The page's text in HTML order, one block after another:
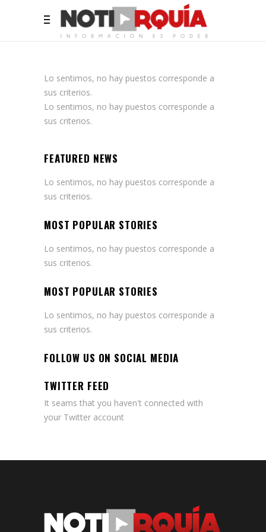
Lo sentimos, no hay puestos corresponde a
sus criterios.
Lo sentimos, no hay puestos corresponde a
sus criterios.
FEATURED NEWS
Lo sentimos, no hay puestos corresponde a
sus criterios.
MOST POPULAR STORIES
Lo sentimos, no hay puestos corresponde a
sus criterios.
MOST POPULAR STORIES
Lo sentimos, no hay puestos corresponde a
sus criterios.
FOLLOW US ON SOCIAL MEDIA
TWITTER FEED
It seams that you haven't connected with
your Twitter account